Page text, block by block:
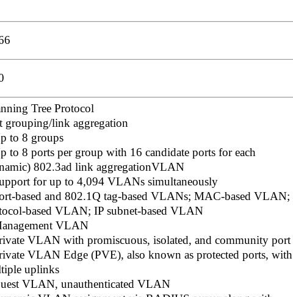
Tree Protocol
grouping/link aggregation
to 8 groups
to 8 ports per group with 16 candidate ports for each
802.3ad link aggregation​VLAN
for up to 4,094 VLANs simultaneously
based and 802.1Q tag-based VLANs; MAC-based VLAN;
based VLAN; IP subnet-based VLAN
VLAN
VLAN with promiscuous, isolated, and community port
VLAN Edge (PVE), also known as protected ports, with
uplinks
VLAN, unauthenticated VLAN